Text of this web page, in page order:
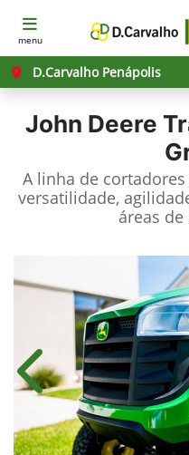
menu
D.Carvalho Penápolis
John Deere
A linha de
versatilidade,
áreas de
Anterior